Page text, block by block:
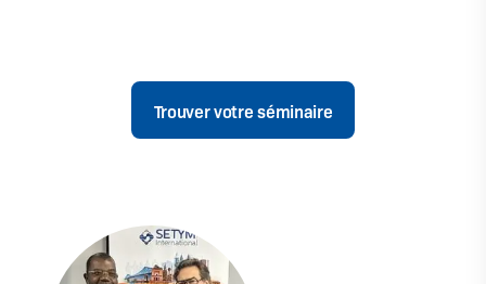
Trouver votre séminaire